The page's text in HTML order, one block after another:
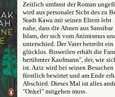
Zeitlich umfasst der Roman
wird aus personaler Sicht des zu
Stadt Kawa mit seinen Eltern
nahe, dass die Ahnen aus
Islam, der sich vom Animismus
unterschied. Der Vater betreibt
glücklos. Bisweilen erhält die
berühmter Kaufmann", der, wie
ist. Aziz wird bei seinen
fürstlich bewirtet und am Ende
Abschied. Dieses Mal ist alles
"Onkel" mitgehen muss.